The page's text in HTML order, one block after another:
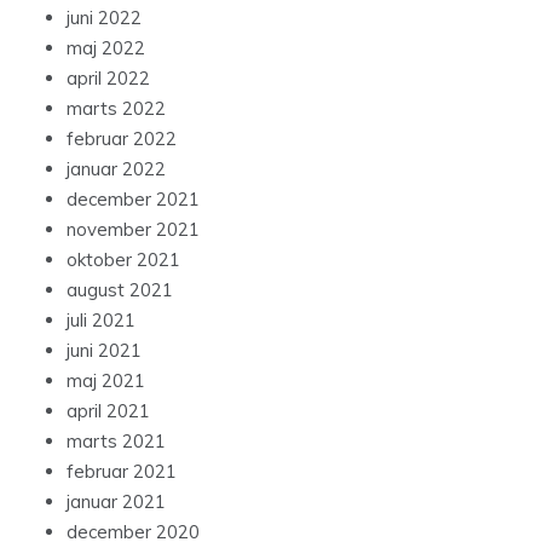
juni 2022
maj 2022
april 2022
marts 2022
februar 2022
januar 2022
december 2021
november 2021
oktober 2021
august 2021
juli 2021
juni 2021
maj 2021
april 2021
marts 2021
februar 2021
januar 2021
december 2020